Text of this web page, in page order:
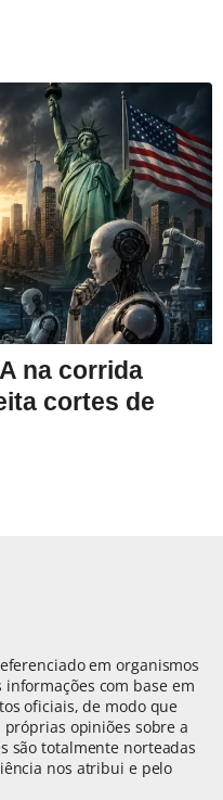
na corrida
cortes de
em organismos
com base em
oficiais, de modo que
opiniões sobre a
são totalmente norteadas
nos atribui e pelo